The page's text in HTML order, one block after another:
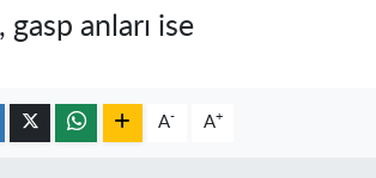
anları ise
A- A+